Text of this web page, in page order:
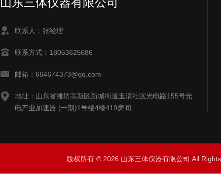
联系人：张经理
联系方式：18053625686
邮箱：664674373@qq.com
地址：山东省潍坊高新区新城街道玉清社区光电路155号光
电产业加速器 (一期)1号楼4楼419房间
版权所有 © 2026 山东三体仪器有限公司 All